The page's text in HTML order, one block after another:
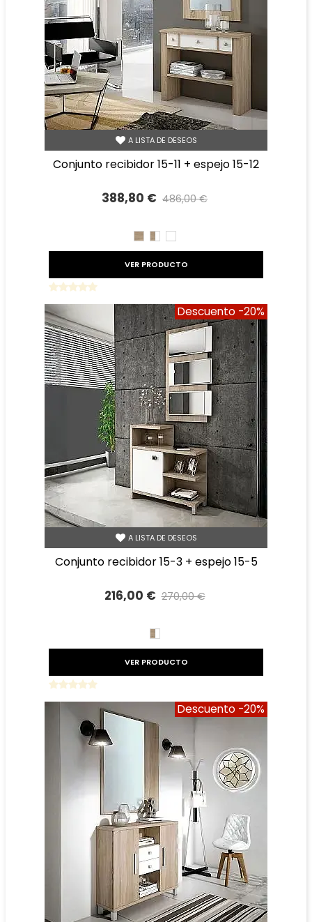
A LISTA DE DESEOS
conjunto recibidor 15-11 + espejo 15-12
388,80 € 486,00 €
CAMBRIAN
CAMBRIAN/BLANCO
BLANCO
VER PRODUCTO
Descuento -20%
A LISTA DE DESEOS
conjunto recibidor 15-3 + espejo 15-5
216,00 € 270,00 €
BLANCO/CAMBRIAN
VER PRODUCTO
Descuento -20%